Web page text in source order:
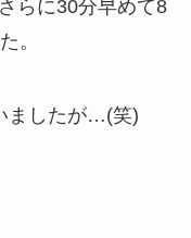
らに30分早めて8
。
ましたが…(笑)